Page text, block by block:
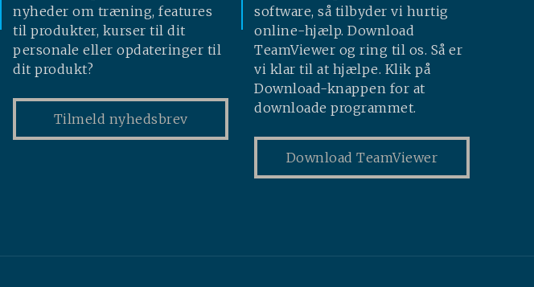
nyheder om træning, features
til produkter, kurser til dit
personale eller opdateringer til
dit produkt?
Tilmeld nyhedsbrev
software, så tilbyder vi hurtig
online-hjælp. Download
TeamViewer og ring til os. Så er
vi klar til at hjælpe. Klik på
Download-knappen for at
downloade programmet.
Download TeamViewer